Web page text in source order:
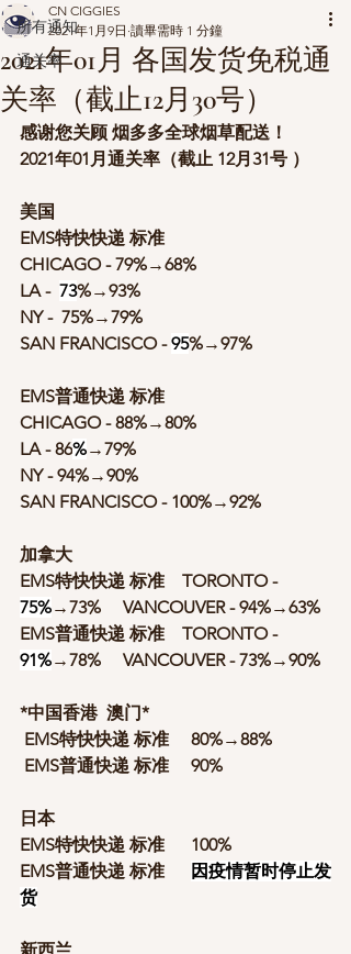
所有通知
通关率
2021年01月 各国发货免税通
关率（截止12月30号）
CN CIGGIES
2021年1月9日 讀畢需時 1 分鐘
感谢您关顾 烟多多全球烟草配送！
2021年01月通关率（截止 12月31号 ）
美国
EMS特快快递 标准
CHICAGO - 79%→68%
LA - 73%→93%
NY -  75%→79%
SAN FRANCISCO - 95%→97%
EMS普通快递 标准
CHICAGO - 88%→80%
LA - 86%→79%
NY - 94%→90%
SAN FRANCISCO - 100%→92%
加拿大
EMS特快快递 标准    TORONTO -
75%→73%     VANCOUVER - 94%→63%
EMS普通快递 标准    TORONTO -
91%→78% VANCOUVER - 73%→90%
*中国香港  澳门*
EMS特快快递 标准
80%→88%
EMS普通快递 标准     90%
日本
EMS特快快递 标准      100%
EMS普通快递 标准
因疫情暂时停止发
货